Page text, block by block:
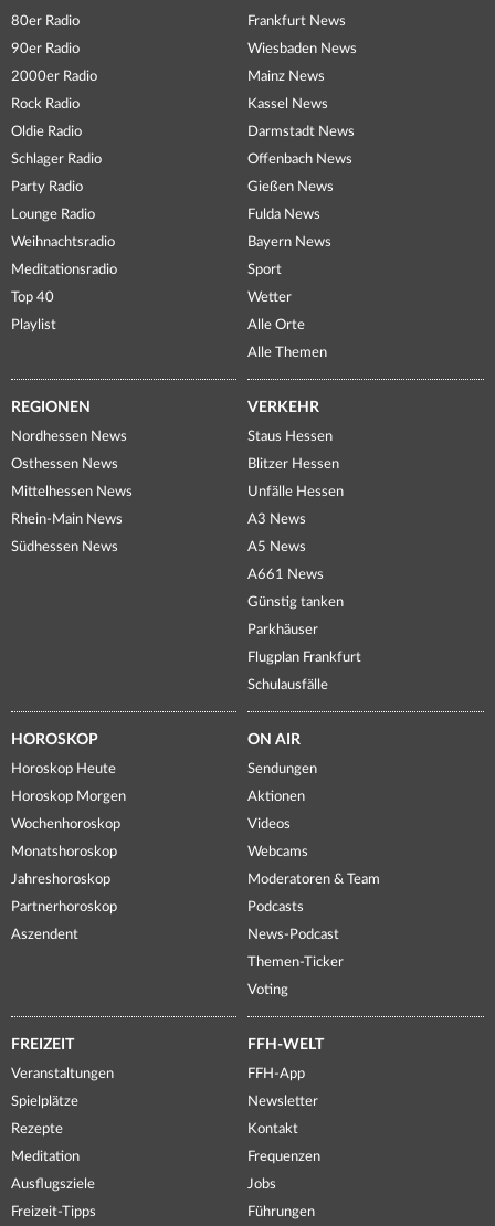
80er Radio
90er Radio
2000er Radio
Rock Radio
Oldie Radio
Schlager Radio
Party Radio
Lounge Radio
Weihnachtsradio
Meditationsradio
Top 40
Playlist
Frankfurt News
Wiesbaden News
Mainz News
Kassel News
Darmstadt News
Offenbach News
Gießen News
Fulda News
Bayern News
Sport
Wetter
Alle Orte
Alle Themen
REGIONEN
Nordhessen News
Osthessen News
Mittelhessen News
Rhein-Main News
Südhessen News
VERKEHR
Staus Hessen
Blitzer Hessen
Unfälle Hessen
A3 News
A5 News
A661 News
Günstig tanken
Parkhäuser
Flugplan Frankfurt
Schulausfälle
HOROSKOP
Horoskop Heute
Horoskop Morgen
Wochenhoroskop
Monatshoroskop
Jahreshoroskop
Partnerhoroskop
Aszendent
ON AIR
Sendungen
Aktionen
Videos
Webcams
Moderatoren & Team
Podcasts
News-Podcast
Themen-Ticker
Voting
FREIZEIT
Veranstaltungen
Spielplätze
Rezepte
Meditation
Ausflugsziele
Freizeit-Tipps
FFH-WELT
FFH-App
Newsletter
Kontakt
Frequenzen
Jobs
Führungen